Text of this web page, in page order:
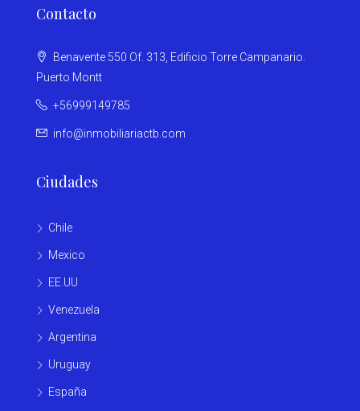
Contacto
Benavente 550 Of. 313, Edificio Torre Campanario.
Puerto Montt
+56999149785
info@inmobiliariactb.com
Ciudades
Chile
Mexico
EE.UU
Venezuela
Argentina
Uruguay
España